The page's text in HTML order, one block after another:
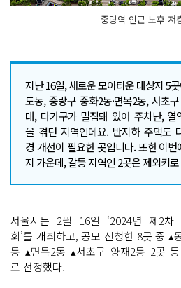
중랑역 인근 노후 저
지난 16일, 새로운 모아타운 대상지 5
도동, 중랑구 중화2동·면목2동, 서초
대, 다가구가 밀집돼 있어 주차난,
을 겪던 지역인데요. 반지하 주택도
경 개선이 필요한 곳입니다. 또한 이
지 가운데, 갈등 지역인 2곳은 제외키
서울시는 2월 16일 ‘2024년 제2차
회’를 개최하고, 공모 신청한 8곳 중 ▴
동 ▴면목2동 ▴서초구 양재2동 2곳
로 선정했다.